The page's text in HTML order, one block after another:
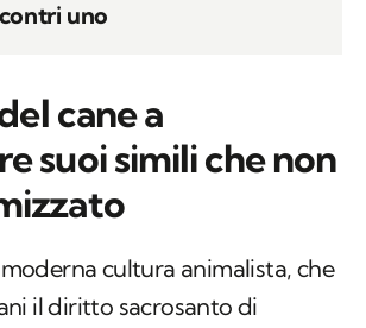
uno
cane a
suoi simili che non
cultura animalista, che
il diritto sacrosanto di